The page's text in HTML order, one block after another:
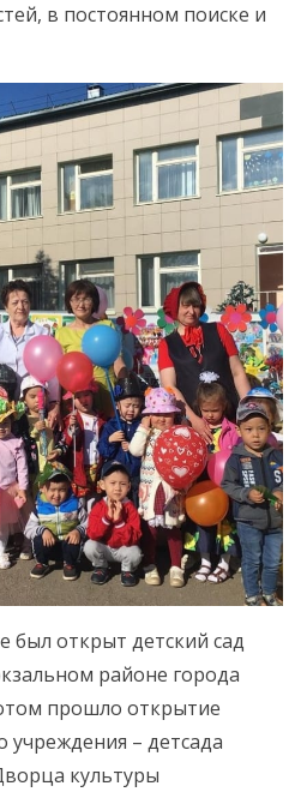
в постоянном поиске и
открыт детский сад
районе города
прошло открытие
– детсада
культуры